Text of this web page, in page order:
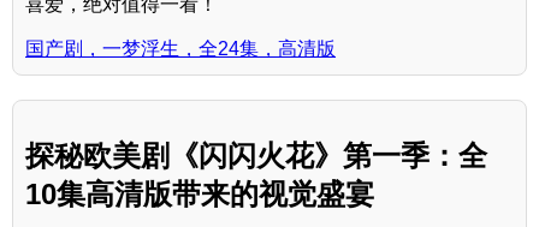
喜爱，绝对值得一看！
国产剧，一梦浮生，全24集，高清版
探秘欧美剧《闪闪火花》第一季：全
10集高清版带来的视觉盛宴